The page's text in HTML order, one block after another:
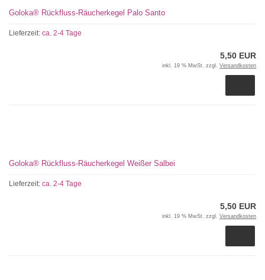
Goloka® Rückfluss-Räucherkegel Palo Santo
Lieferzeit: ca. 2-4 Tage
5,50 EUR
inkl. 19 % MwSt. zzgl. Versandkosten
Goloka® Rückfluss-Räucherkegel Weißer Salbei
Lieferzeit: ca. 2-4 Tage
5,50 EUR
inkl. 19 % MwSt. zzgl. Versandkosten